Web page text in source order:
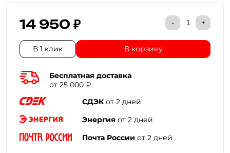
14 950 ₽ - +
В 1 клик В корзину
Бесплатная доставка
от 25 000 ₽
СДЭК от 2 дней
Энергия от 2 дней
Почта России от 2 дней